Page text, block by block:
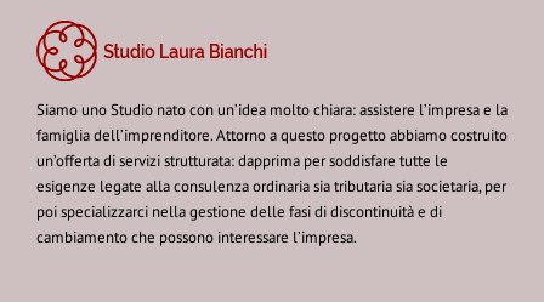
Siamo uno Studio nato con un’idea molto chiara: assistere l’impresa e la
famiglia dell’imprenditore. Attorno a questo progetto abbiamo costruito
un’offerta di servizi strutturata: dapprima per soddisfare tutte le
esigenze legate alla consulenza ordinaria sia tributaria sia societaria, per
poi specializzarci nella gestione delle fasi di discontinuità e di
cambiamento che possono interessare l’impresa.